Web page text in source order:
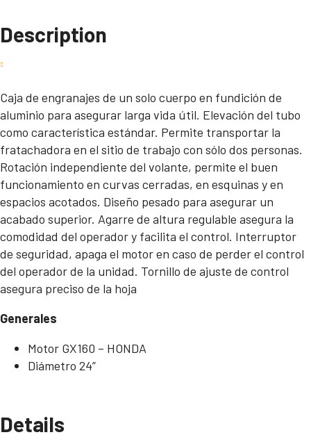
Description
Caja de engranajes de un solo cuerpo en fundición de
aluminio para asegurar larga vida útil. Elevación del tubo
como característica estándar. Permite transportar la
fratachadora en el sitio de trabajo con sólo dos personas.
Rotación independiente del volante, permite el buen
funcionamiento en curvas cerradas, en esquinas y en
espacios acotados. Diseño pesado para asegurar un
acabado superior. Agarre de altura regulable asegura la
comodidad del operador y facilita el control. Interruptor
de seguridad, apaga el motor en caso de perder el control
del operador de la unidad. Tornillo de ajuste de control
asegura preciso de la hoja
Generales
Motor GX160 – HONDA
Diámetro 24”
Details